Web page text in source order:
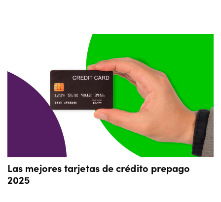
Las mejores tarjetas de crédito prepago
2025